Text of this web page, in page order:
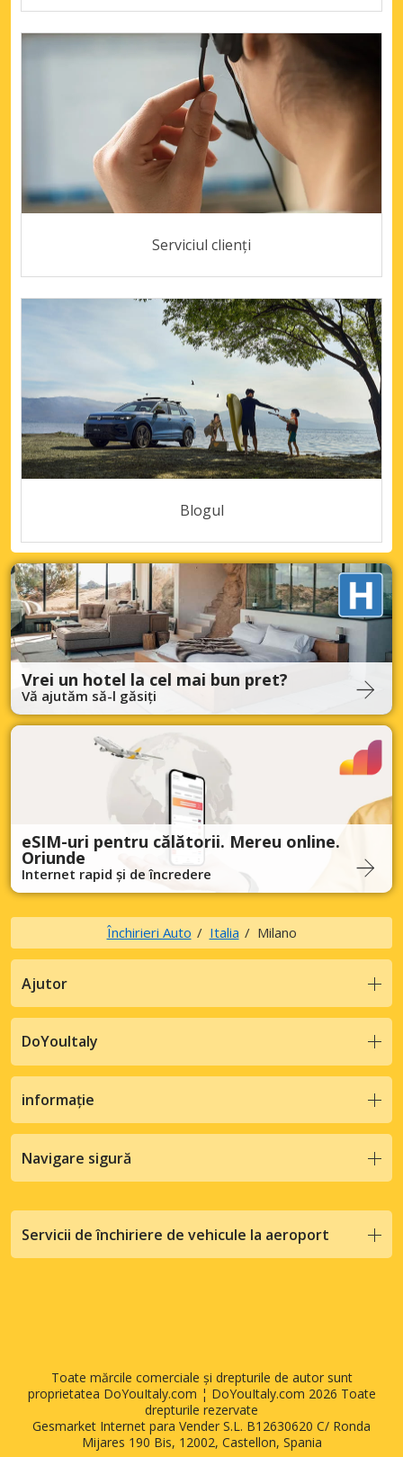
Serviciul clienți
Blogul
Vrei un hotel la cel mai bun pret?
Vă ajutăm să-l găsiți
eSIM-uri pentru călătorii. Mereu online.
Oriunde
Internet rapid și de încredere
Închirieri Auto Italia Milano
Ajutor
DoYouItaly
informație
Navigare sigură
Servicii de închiriere de vehicule la aeroport
Toate mărcile comerciale și drepturile de autor sunt
proprietatea DoYouItaly.com ¦ DoYouItaly.com 2026 Toate
drepturile rezervate
Gesmarket Internet para Vender S.L. B12630620 C/ Ronda
Mijares 190 Bis, 12002, Castellon, Spania